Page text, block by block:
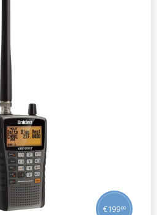
€19900